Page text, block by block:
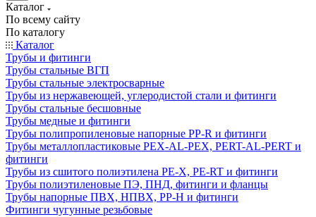
Каталог
По всему сайту
По каталогу
Каталог
Трубы и фитинги
Трубы стальные ВГП
Трубы стальные электросварные
Трубы из нержавеющей, углеродистой стали и фитинги
Трубы стальные бесшовные
Трубы медные и фитинги
Трубы полипропиленовые напорные PP-R и фитинги
Трубы металлопластиковые PEX-AL-PEX, PERT-AL-PERT и
фитинги
Трубы из сшитого полиэтилена PE-X, PE-RT и фитинги
Трубы полиэтиленовые ПЭ, ПНД, фитинги и фланцы
Трубы напорные ПВХ, НПВХ, PP-H и фитинги
Фитинги чугунные резьбовые